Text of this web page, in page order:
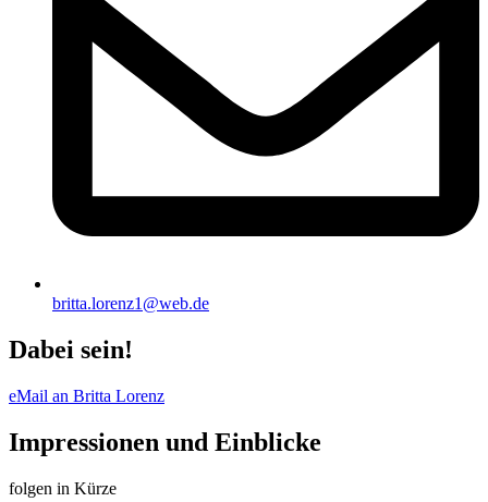
britta.lorenz1@web.de
Dabei sein!
eMail an Britta Lorenz
Impressionen und Einblicke
folgen in Kürze